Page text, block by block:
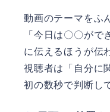
動画のテーマをふ
「今日は〇〇がで
に伝えるほうが伝
視聴者は「自分に
初の数秒で判断し